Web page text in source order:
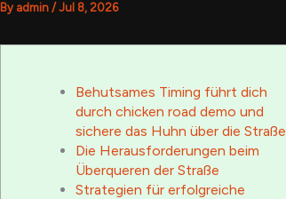
By admin / Jul 8, 2026
Behutsames Timing führt dich
durch chicken road demo und
sichere das Huhn über die Straße
Die Herausforderungen beim
Überqueren der Straße
Strategien für erfolgreiche